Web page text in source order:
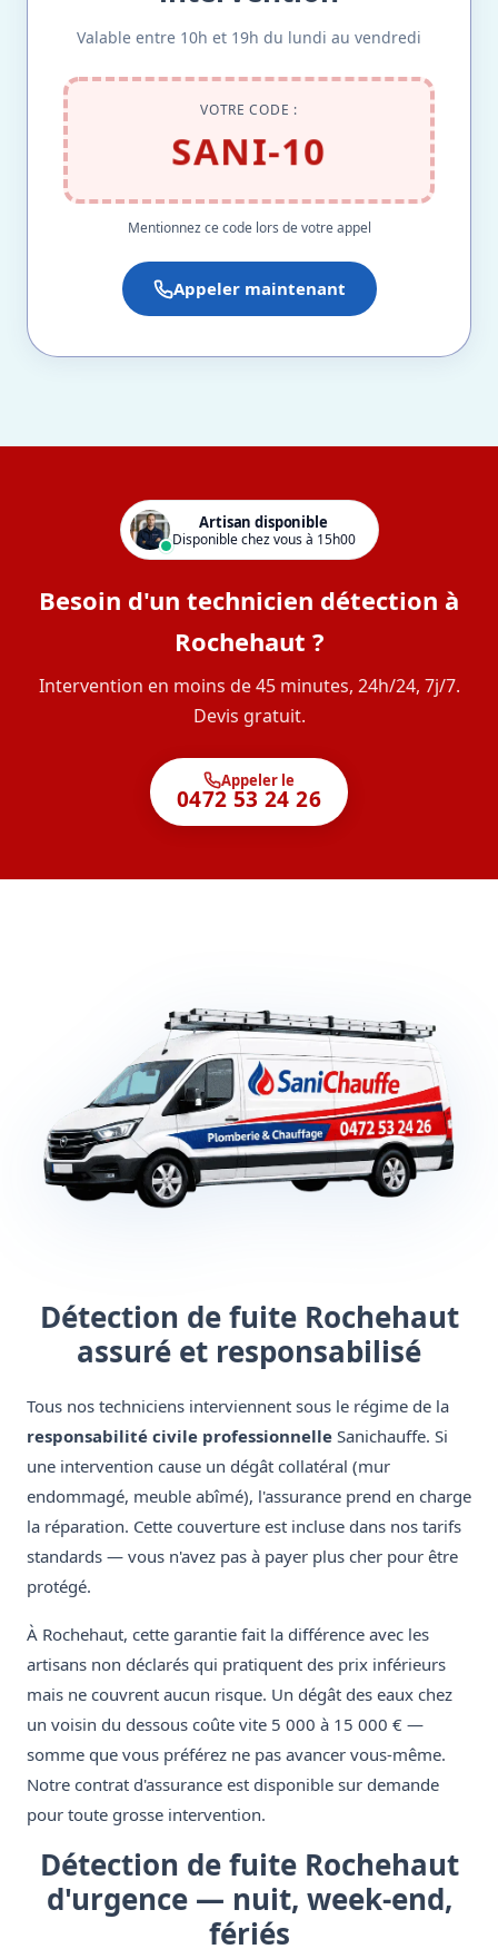
Valable entre 10h et 19h du lundi au vendredi
VOTRE CODE :
SANI-10
Mentionnez ce code lors de votre appel
Appeler maintenant
Artisan disponible
Disponible chez vous à 15h00
Besoin d'un technicien détection à
Rochehaut ?
Intervention en moins de 45 minutes, 24h/24, 7j/7.
Devis gratuit.
Appeler le
0472 53 24 26
Détection de fuite Rochehaut
assuré et responsabilisé
Tous nos techniciens interviennent sous le régime de la
responsabilité civile professionnelle Sanichauffe. Si
une intervention cause un dégât collatéral (mur
endommagé, meuble abîmé), l'assurance prend en charge
la réparation. Cette couverture est incluse dans nos tarifs
standards — vous n'avez pas à payer plus cher pour être
protégé.
À Rochehaut, cette garantie fait la différence avec les
artisans non déclarés qui pratiquent des prix inférieurs
mais ne couvrent aucun risque. Un dégât des eaux chez
un voisin du dessous coûte vite 5 000 à 15 000 € —
somme que vous préférez ne pas avancer vous-même.
Notre contrat d'assurance est disponible sur demande
pour toute grosse intervention.
Détection de fuite Rochehaut
d'urgence — nuit, week-end,
fériés